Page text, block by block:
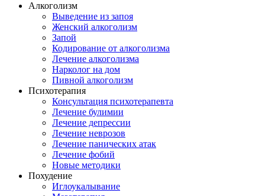
Алкоголизм
Выведение из запоя
Женский алкоголизм
Запой
Кодирование от алкоголизма
Лечение алкоголизма
Нарколог на дом
Пивной алкоголизм
Психотерапия
Консультация психотерапевта
Лечение булимии
Лечение депрессии
Лечение неврозов
Лечение панических атак
Лечение фобий
Новые методики
Похудение
Иглоукалывание